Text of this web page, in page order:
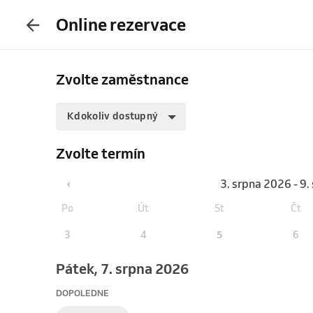
Online rezervace
Zvolte zaměstnance
Kdokoliv dostupný
Zvolte termín
3. srpna 2026 -
Po Út St Čt
3 4 5 6
pátek, 7. srpna 2026
DOPOLEDNE